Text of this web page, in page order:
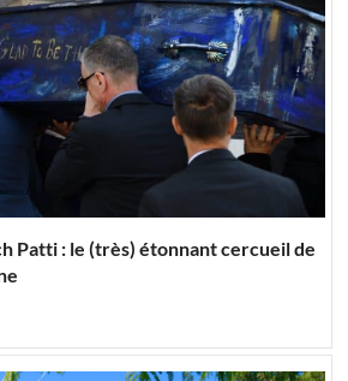
Patti : le (très) étonnant cercueil de